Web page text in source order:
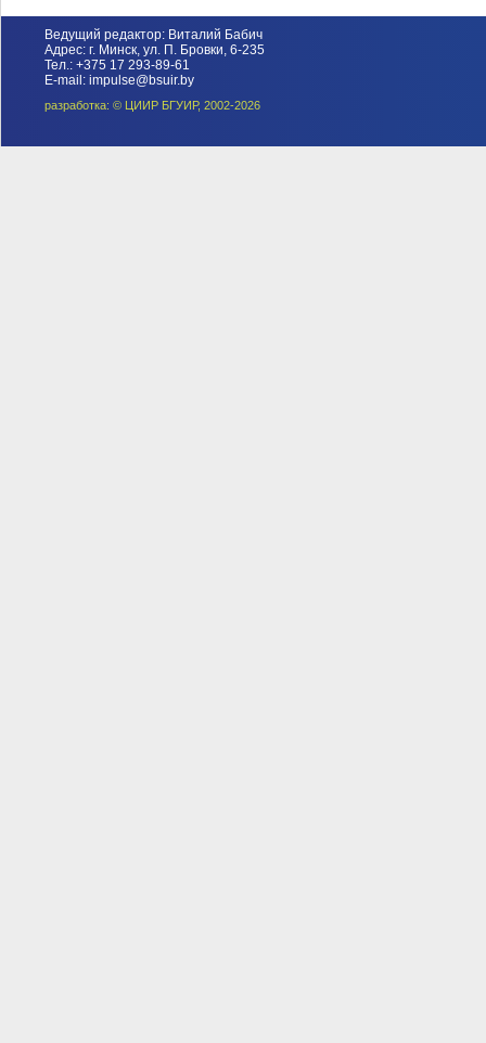
Ведущий редактор: Виталий Бабич
Адрес: г. Минск, ул. П. Бровки, 6-235
Тел.: +375 17 293-89-61
E-mail: impulse@bsuir.by
разработка: © ЦИИР БГУИР, 2002-2026